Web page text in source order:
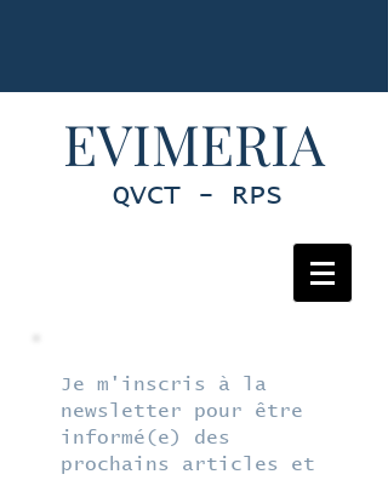
EVIMERIA
QVCT - RPS
Je m'inscris à la
newsletter pour être
informé(e) des
prochains articles et